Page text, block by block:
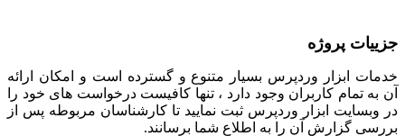
جزییات پروژه
خدمات ابزار وردپرس بسیار متنوع و گسترده است و امکان ارائه
آن به تمام کاربران وجود دارد ، تنها کافیست درخواست های خود را
در وبسایت ابزار وردپرس ثبت نمایید تا کارشناسان مربوطه پس از
بررسی گزارش آن را به اطلاع شما برسانند.